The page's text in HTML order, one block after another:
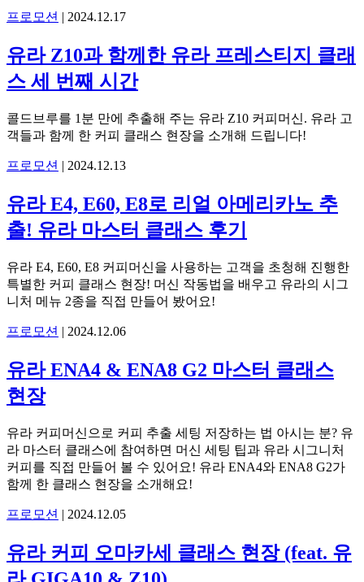
프로모션 | 2024.12.17
유라 Z10과 함께한 유라 프레스티지 클래
스 세 번째 시간
콜드브루를 1분 만에 추출해 주는 유라 Z10 커피머신. 유라 고
객들과 함께 한 커피 클래스 현장을 소개해 드립니다!
프로모션 | 2024.12.13
유라 E4, E60, E8로 리얼 아메리카노 추
출! 유라 마스터 클래스 후기
유라 E4, E60, E8 커피머신을 사용하는 고객을 초청해 진행한
특별한 커피 클래스 현장! 머신 작동법을 배우고 유라의 시그
니처 메뉴 2종을 직접 만들어 봤어요!
프로모션 | 2024.12.06
유라 ENA4 & ENA8 G2 마스터 클래스
현장
유라 커피머신으로 커피 추출 세팅 저장하는 법 아시는 분? 유
라 마스터 클래스에 참여하면 머신 세팅 팁과 유라 시그니처
커피를 직접 만들어 볼 수 있어요! 유라 ENA4와 ENA8 G2가
함께 한 클래스 현장을 소개해요!
프로모션 | 2024.12.05
유라 커피 오마카세 클래스 현장 (feat. 유